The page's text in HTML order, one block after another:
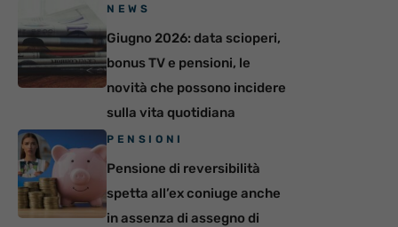
NEWS
Giugno 2026: data scioperi,
bonus TV e pensioni, le
novità che possono incidere
sulla vita quotidiana
PENSIONI
Pensione di reversibilità
spetta all’ex coniuge anche
in assenza di assegno di